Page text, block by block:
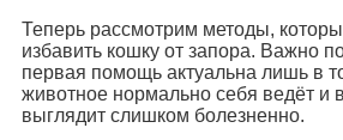
Теперь рассмотрим методы,
избавить кошку от запора. Важно
первая помощь актуальна лишь в
животное нормально себя ведёт и
выглядит слишком болезненно.